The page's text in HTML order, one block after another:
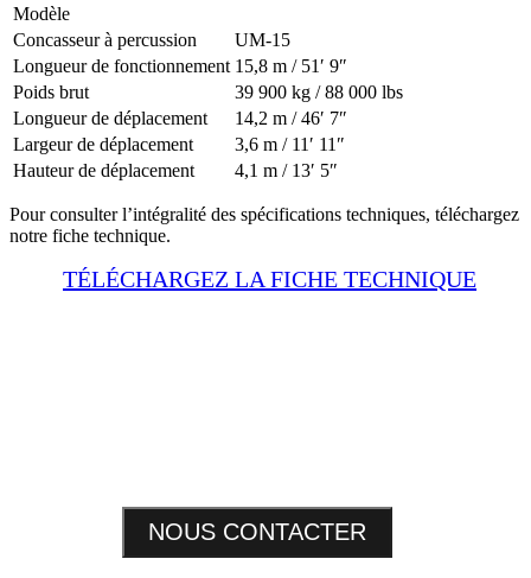
Modèle
Concasseur à percussion
UM-15
Longueur de fonctionnement 15,8 m / 51′ 9″
Poids brut
39 900 kg / 88 000 lbs
Longueur de déplacement
14,2 m / 46′ 7″
Largeur de déplacement
3,6 m / 11′ 11″
Hauteur de déplacement
4,1 m / 13′ 5″
Pour consulter l’intégralité des spécifications techniques, téléchargez
notre fiche technique.
TÉLÉCHARGEZ LA FICHE TECHNIQUE
NOUS CONTACTER